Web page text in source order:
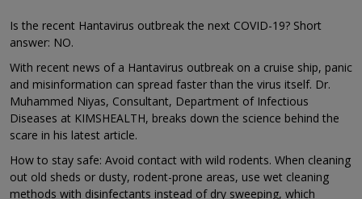
Is the recent Hantavirus outbreak the next COVID-19? Short
answer: NO.
With recent news of a Hantavirus outbreak on a cruise ship, panic
and misinformation can spread faster than the virus itself. Dr.
Muhammed Niyas, Consultant, Department of Infectious
Diseases at KIMSHEALTH, breaks down the science behind the
scare in his latest article.
How to stay safe: Avoid contact with wild rodents. When cleaning
out old sheds or dusty, rodent-prone areas, use wet cleaning
methods with disinfectants instead of dry sweeping, which